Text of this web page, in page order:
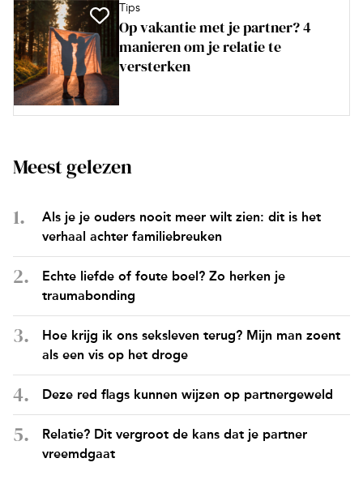
Tips
Op vakantie met je partner? 4
manieren om je relatie te
versterken
Meest gelezen
Als je je ouders nooit meer wilt zien: dit is het
verhaal achter familiebreuken
Echte liefde of foute boel? Zo herken je
traumabonding
Hoe krijg ik ons seksleven terug? Mijn man zoent
als een vis op het droge
Deze red flags kunnen wijzen op partnergeweld
Relatie? Dit vergroot de kans dat je partner
vreemdgaat